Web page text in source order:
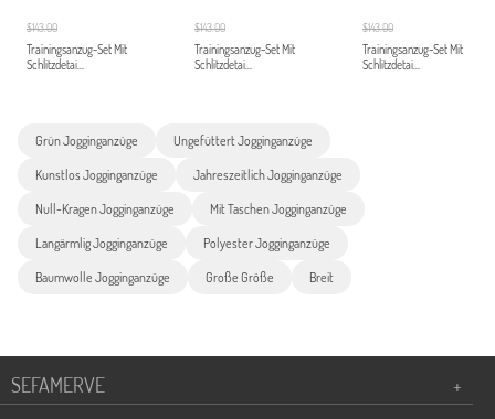
$143.00
Trainingsanzug-Set Mit
Schlitzdetai...
$143.00
Trainingsanzug-Set Mit
Schlitzdetai...
$143.00
Trainingsanzug-Set Mit
Schlitzdetai...
Grün Jogginganzüge Ungefüttert Jogginganzüge
Kunstlos Jogginganzüge Jahreszeitlich Jogginganzüge
Null-Kragen Jogginganzüge Mit Taschen Jogginganzüge
Langärmlig Jogginganzüge Polyester Jogginganzüge
Baumwolle Jogginganzüge Große Größe Breit
SEFAMERVE
+